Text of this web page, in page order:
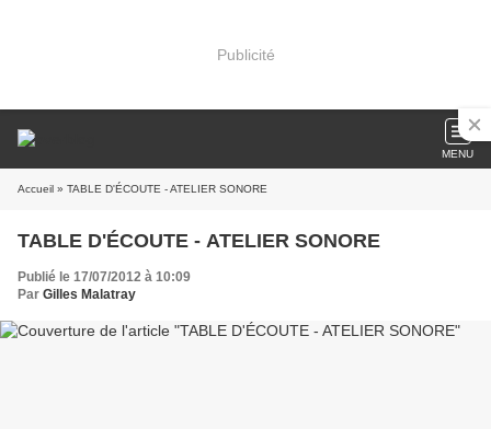
Publicité
MENU
Accueil » TABLE D'ÉCOUTE - ATELIER SONORE
TABLE D'ÉCOUTE - ATELIER SONORE
Publié le 17/07/2012 à 10:09
Par Gilles Malatray